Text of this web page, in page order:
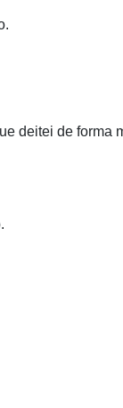
deitei de forma